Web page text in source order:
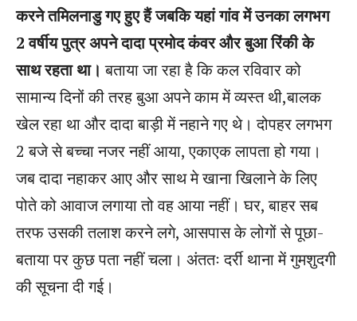
करने तमिलनाडु गए हुए हैं जबकि यहां गांव में उनका लगभग
2 वर्षीय पुत्र अपने दादा प्रमोद कंवर और बुआ रिंकी के
साथ रहता था। बताया जा रहा है कि कल रविवार को
सामान्य दिनों की तरह बुआ अपने काम में व्यस्त थी,बालक
खेल रहा था और दादा बाड़ी में नहाने गए थे। दोपहर लगभग
2 बजे से बच्चा नजर नहीं आया, एकाएक लापता हो गया।
जब दादा नहाकर आए और साथ मे खाना खिलाने के लिए
पोते को आवाज लगाया तो वह आया नहीं। घर, बाहर सब
तरफ उसकी तलाश करने लगे, आसपास के लोगों से पूछा-
बताया पर कुछ पता नहीं चला। अंततः दर्री थाना में गुमशुदगी
की सूचना दी गई।